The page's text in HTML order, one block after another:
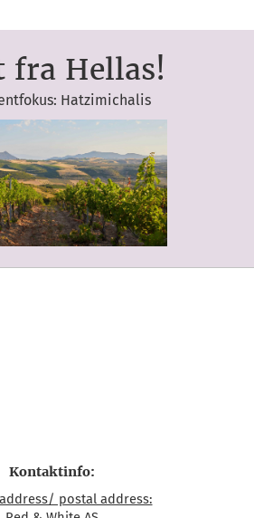
fra Hellas!
Hatzimichalis
Kontaktinfo:
postal address: